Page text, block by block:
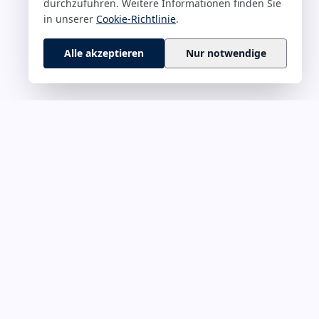
durchzuführen. Weitere Informationen finden Sie
in unserer Cookie-Richtlinie.
Alle akzeptieren Nur notwendige